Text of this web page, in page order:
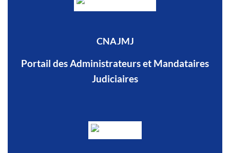
CNAJMJ
Portail des Administrateurs et Mandataires
Judiciaires